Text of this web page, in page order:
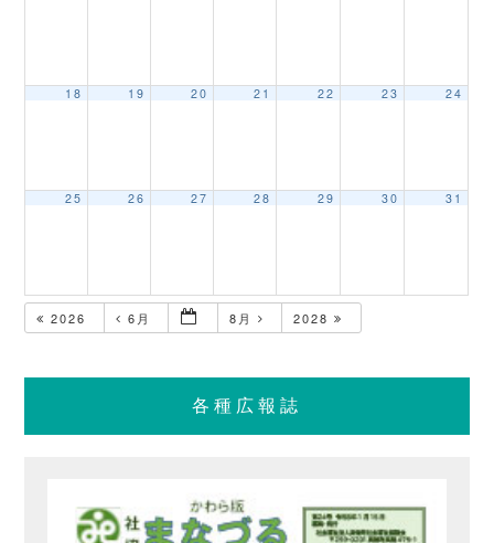
18 19 20 21 22 23 24
25 26 27 28 29 30 31
2026 6月 8月 2028
各種広報誌